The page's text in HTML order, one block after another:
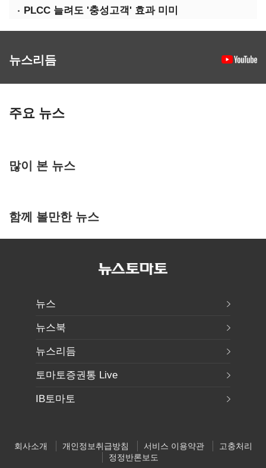
PLCC 늘려도 '충성고객' 효과 미미
뉴스리듬
주요 뉴스
많이 본 뉴스
함께 볼만한 뉴스
뉴스
뉴스북
뉴스리듬
토마토증권통 Live
IB토마토
회사소개 개인정보취급방침 서비스 이용약관
고충처리
정정반론보도